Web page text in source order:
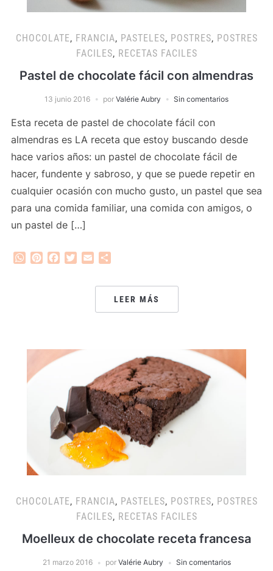
CHOCOLATE, FRANCIA, PASTELES, POSTRES, POSTRES
FACILES, RECETAS FACILES
Pastel de chocolate fácil con almendras
13 junio 2016 por Valérie Aubry Sin comentarios
Esta receta de pastel de chocolate fácil con
almendras es LA receta que estoy buscando desde
hace varios años: un pastel de chocolate fácil de
hacer, fundente y sabroso, y que se puede repetir en
cualquier ocasión con mucho gusto, un pastel que sea
para una comida familiar, una comida con amigos, o
un pastel de […]
WhatsApp
PinterestFacebook
Twitter
Email
LEER MÁS
CHOCOLATE, FRANCIA, PASTELES, POSTRES, POSTRES
FACILES, RECETAS FACILES
Moelleux de chocolate receta francesa
21 marzo 2016 por Valérie Aubry Sin comentarios